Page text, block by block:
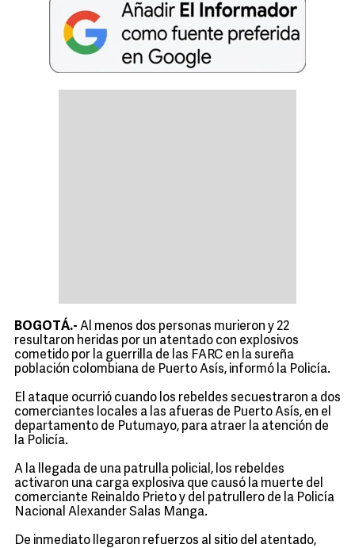
BOGOTÁ.- Al menos dos personas murieron y 22
resultaron heridas por un atentado con explosivos
cometido por la guerrilla de las FARC en la sureña
población colombiana de Puerto Asís, informó la Policía.
El ataque ocurrió cuando los rebeldes secuestraron a dos
comerciantes locales a las afueras de Puerto Asís, en el
departamento de Putumayo, para atraer la atención de
la Policía.
A la llegada de una patrulla policial, los rebeldes
activaron una carga explosiva que causó la muerte del
comerciante Reinaldo Prieto y del patrullero de la Policía
Nacional Alexander Salas Manga.
De inmediato llegaron refuerzos al sitio del atentado,